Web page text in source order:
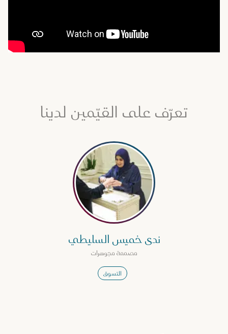
تعرّف على القيّمين لدينا
ندى خميس السليطي
مصممة مجوهرات
التسوق
اقرأ المزيد عن ندى خميس